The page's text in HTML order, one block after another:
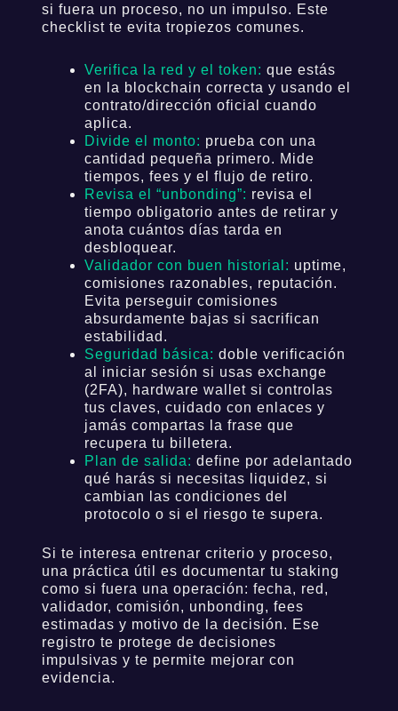
si fuera un proceso, no un impulso. Este
checklist te evita tropiezos comunes.
Verifica la red y el token: que estás
en la blockchain correcta y usando el
contrato/dirección oficial cuando
aplica.
Divide el monto: prueba con una
cantidad pequeña primero. Mide
tiempos, fees y el flujo de retiro.
Revisa el “unbonding”: revisa el
tiempo obligatorio antes de retirar y
anota cuántos días tarda en
desbloquear.
Validador con buen historial: uptime,
comisiones razonables, reputación.
Evita perseguir comisiones
absurdamente bajas si sacrifican
estabilidad.
Seguridad básica: doble verificación
al iniciar sesión si usas exchange
(2FA), hardware wallet si controlas
tus claves, cuidado con enlaces y
jamás compartas la frase que
recupera tu billetera.
Plan de salida: define por adelantado
qué harás si necesitas liquidez, si
cambian las condiciones del
protocolo o si el riesgo te supera.
Si te interesa entrenar criterio y proceso,
una práctica útil es documentar tu staking
como si fuera una operación: fecha, red,
validador, comisión, unbonding, fees
estimadas y motivo de la decisión. Ese
registro te protege de decisiones
impulsivas y te permite mejorar con
evidencia.
🧠 Newsletter del Smart Trader 📈
El trade de la semana, analizado como smart money
Acceso exclusivo via Telegram